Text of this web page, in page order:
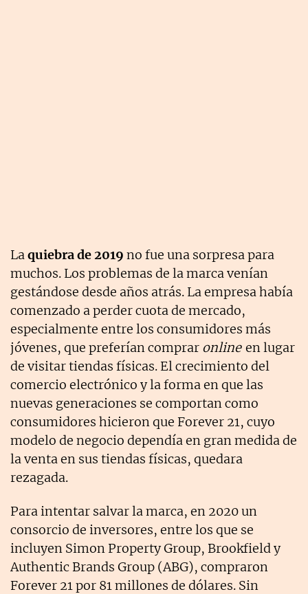
Laquiebra de 2019 no fue una sorpresa para
muchos. Los problemas de la marca venían
gestándose desde años atrás. La empresa había
comenzado a perder cuota de mercado,
especialmente entre los consumidores más
jóvenes, que preferían comprar online en lugar
de visitar tiendas físicas. El crecimiento del
comercio electrónico y la forma en que las
nuevas generaciones se comportan como
consumidores hicieron que Forever 21, cuyo
modelo de negocio dependía en gran medida de
la venta en sus tiendas físicas, quedara
rezagada.
Para intentar salvar la marca, en 2020 un
consorcio de inversores, entre los que se
incluyen Simon Property Group, Brookfield y
Authentic Brands Group (ABG), compraron
Forever 21 por 81 millones de dólares. Sin